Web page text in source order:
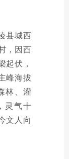
县城西
，因酉
起伏，
峰海拔
林、灌
灵气十
文人向